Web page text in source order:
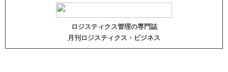
ロジスティクス管理の専門誌
月刊ロジスティクス・ビジネス